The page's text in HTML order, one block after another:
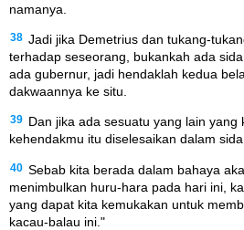
namanya.
38 Jadi jika Demetrius dan tukang-
terhadap seseorang, bukankah ada
ada gubernur, jadi hendaklah kedua
dakwaannya ke situ.
39 Dan jika ada sesuatu yang lain yang
kehendakmu itu diselesaikan dalam
40 Sebab kita berada dalam bahaya
menimbulkan huru-hara pada hari ini,
yang dapat kita kemukakan untuk
kacau-balau ini."